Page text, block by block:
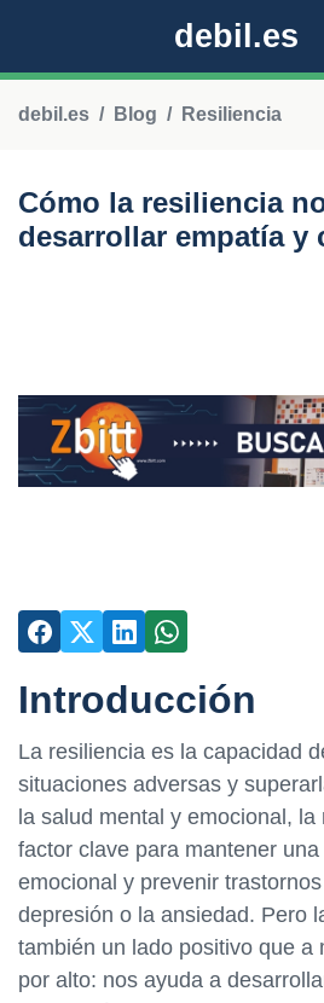
debil.es
debil.es Blog Resiliencia
Cómo la resiliencia
desarrollar empatía y
Introducción
La resiliencia es la capacidad
situaciones adversas y
la salud mental y emocional,
factor clave para mantener
emocional y prevenir
depresión o la ansiedad. Pero
también un lado positivo que a
por alto: nos ayuda a